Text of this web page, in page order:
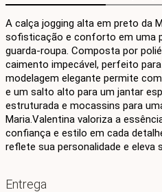
A calça jogging alta em preto da
sofisticação e conforto em uma
guarda-roupa. Composta por
caimento impecável, perfeito
modelagem elegante permite
e um salto alto para um jantar
estruturada e mocassins para
Maria.Valentina valoriza a
confiança e estilo em cada
reflete sua personalidade e eleva
Entrega